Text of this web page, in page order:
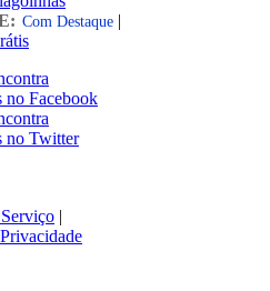
Com Destaque |
|